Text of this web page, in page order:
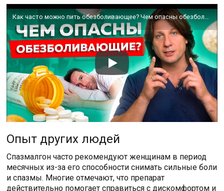
Опыт других людей
Спазмалгон часто рекомендуют женщинам в период
месячных из-за его способности снимать сильные боли
и спазмы. Многие отмечают, что препарат
действительно помогает справиться с дискомфортом и